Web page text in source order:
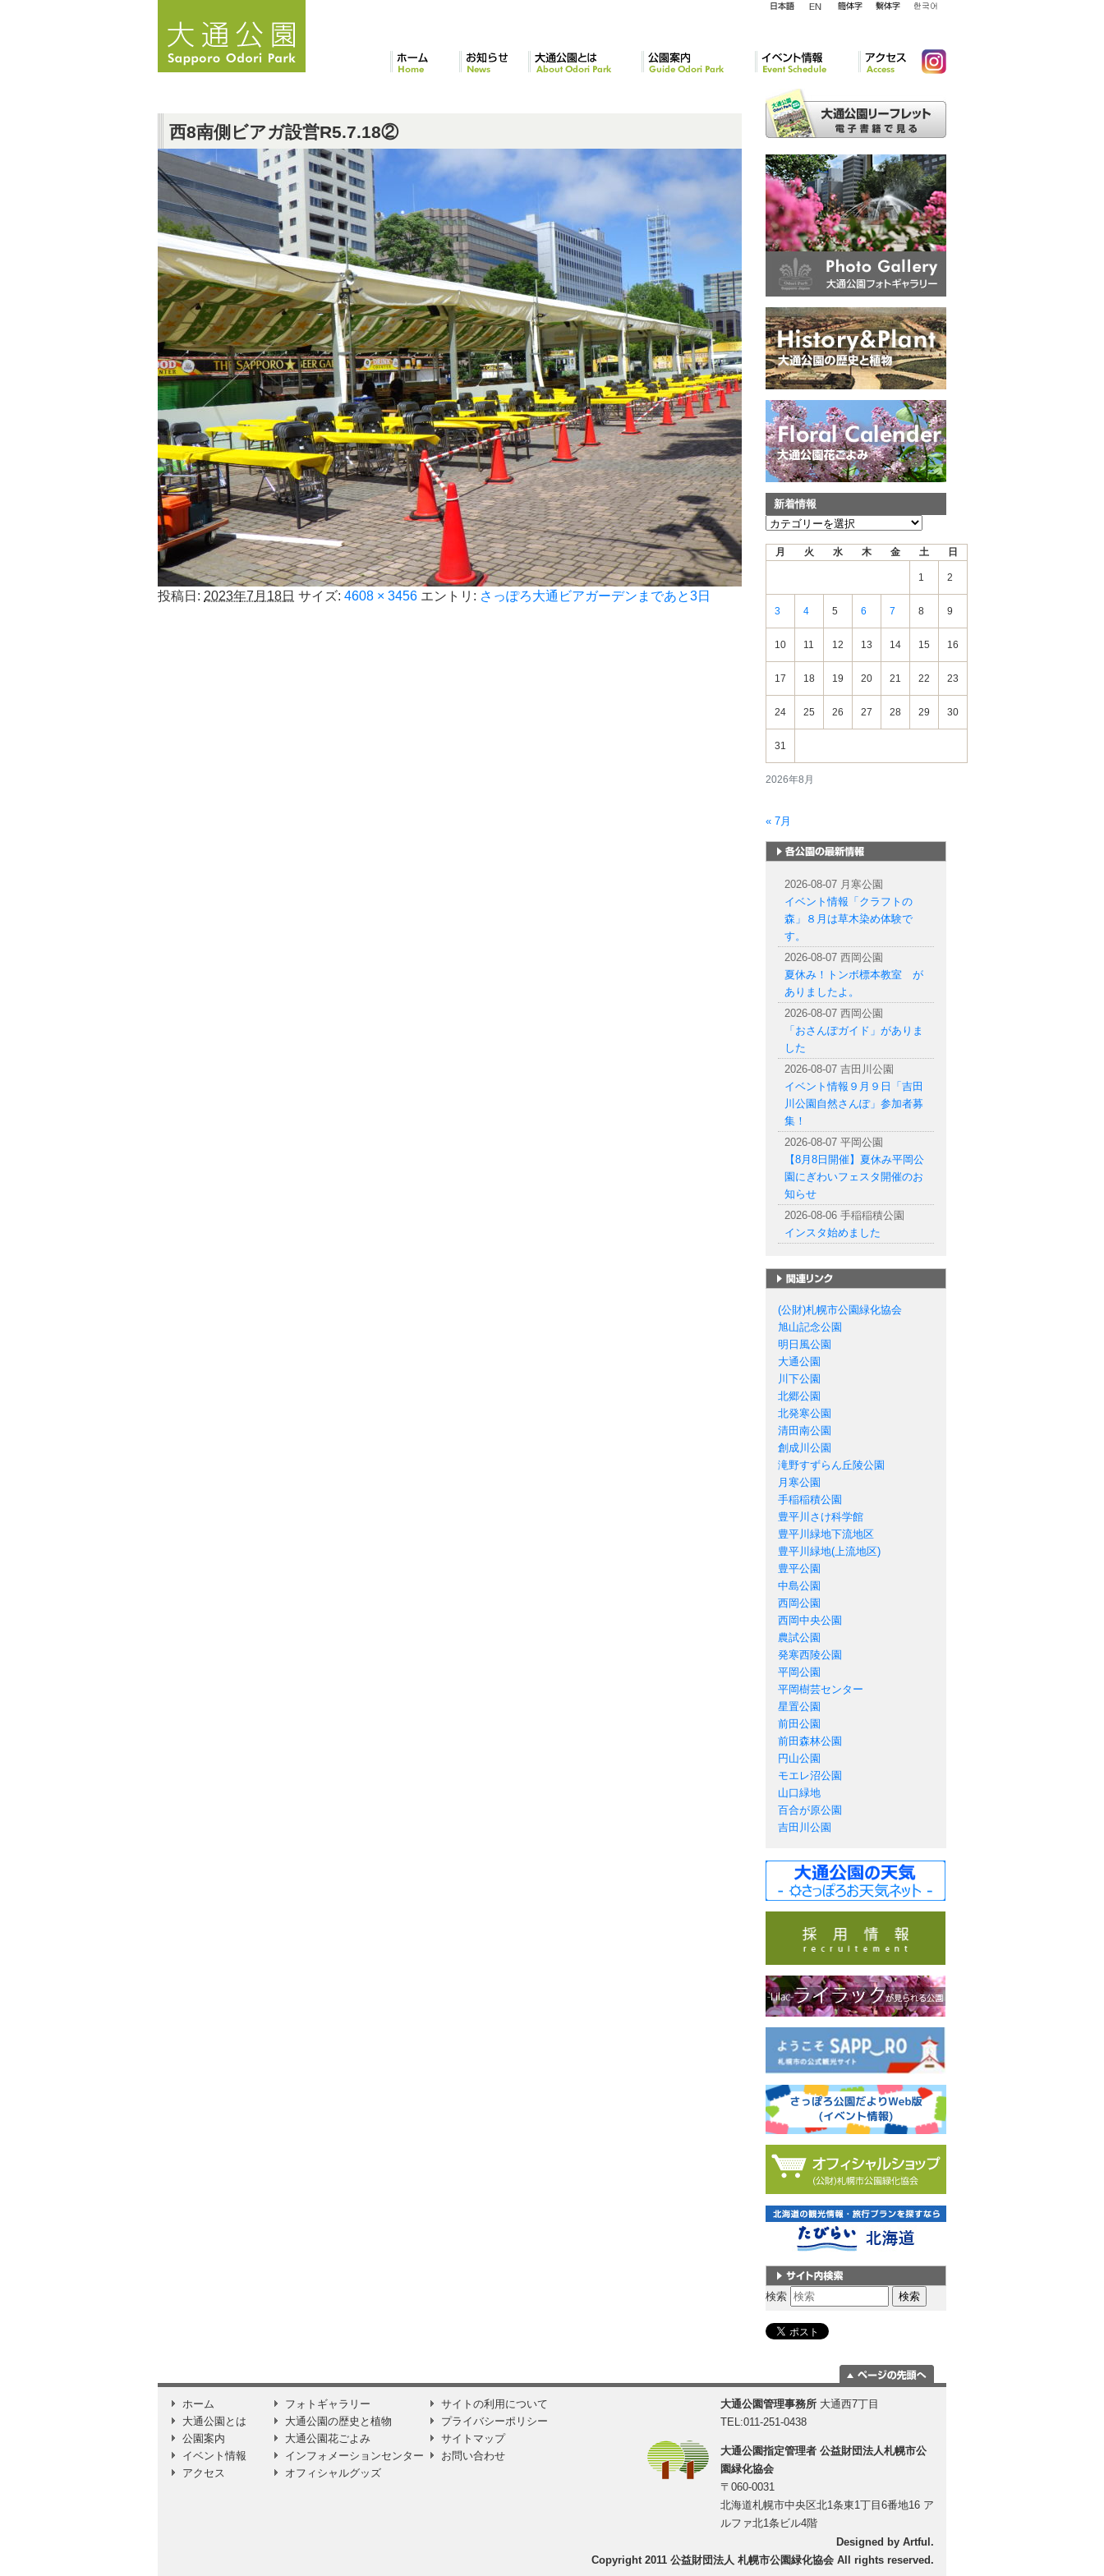
ス
西8南側ビアガ設営R5.7.18②
投稿日: 2023年7月18日 サイズ: 4608 × 3456 エントリ: さっぽろ大通ビアガーデンまであと3日
新着情報
新
2026年8月
月 火 水 木 金 土 日
1 2
3 4 5 6 7 8 9
10 11 12 13 14 15 16
17 18 19 20 21 22 23
24 25 26 27 28 29 30
31
« 7月
2026-08-07 月寒公園
イベント情報「クラフトの
森」８月は草木染め体験で
す。
2026-08-07 西岡公園
夏休み！トンボ標本教室 が
ありましたよ。
2026-08-07 西岡公園
「おさんぽガイド」がありま
した
2026-08-07 吉田川公園
イベント情報９月９日「吉田
川公園自然さんぽ」参加者募
集！
2026-08-07 平岡公園
【8月8日開催】夏休み平岡公
園にぎわいフェスタ開催のお
知らせ
2026-08-06 手稲稲積公園
インスタ始めました
(公財)札幌市公園緑化協会
旭山記念公園
明日風公園
大通公園
川下公園
北郷公園
北発寒公園
清田南公園
創成川公園
滝野すずらん丘陵公園
月寒公園
手稲稲積公園
豊平川さけ科学館
豊平川緑地下流地区
豊平川緑地(上流地区)
豊平公園
中島公園
西岡公園
西岡中央公園
農試公園
発寒西陵公園
平岡公園
平岡樹芸センター
星置公園
前田公園
前田森林公園
円山公園
モエレ沼公園
山口緑地
百合が原公園
吉田川公園
サイト内検索
検索
に移動
ホーム
大通公園とは
公園案内
イベント情報
アクセス
フォトギャラリー
大通公園の歴史と植物
大通公園花ごよみ
インフォメーションセンター
オフィシャルグッズ
サイトの利用について
プライバシーポリシー
サイトマップ
お問い合わせ
大通公園管理事務所 大通西7丁目
TEL:011-251-0438
大通公園指定管理者 公益財団法人札幌市公
園緑化協会
〒060-0031
北海道札幌市中央区北1条東1丁目6番地16 ア
ルファ北1条ビル4階
Designed by Artful.
Copyright 2011 公益財団法人 札幌市公園緑化協会 All rights reserved.